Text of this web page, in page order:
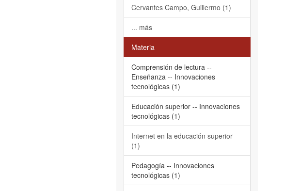
Cervantes Campo, Guillermo (1)
... más
Materia
Comprensión de lectura --
Enseñanza -- Innovaciones
tecnológicas (1)
Educación superior -- Innovaciones
tecnológicas (1)
Internet en la educación superior
(1)
Pedagogía -- Innovaciones
tecnológicas (1)